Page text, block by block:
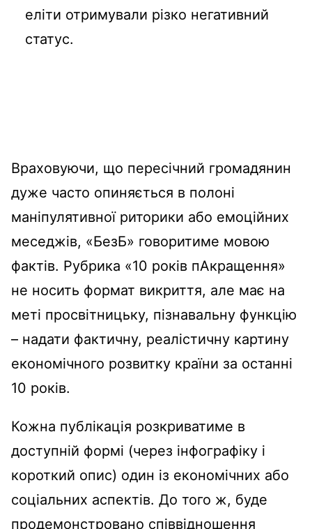
еліти отримували різко негативний
статус.
Враховуючи, що пересічний громадянин
дуже часто опиняється в полоні
маніпулятивної риторики або емоційних
меседжів, «БезБ» говоритиме мовою
фактів. Рубрика «10 років пАкращення»
не носить формат викриття, але має на
меті просвітницьку, пізнавальну функцію
– надати фактичну, реалістичну картину
економічного розвитку країни за останні
10 років.
Кожна публікація розкриватиме в
доступній формі (через інфографіку і
короткий опис) один із економічних або
соціальних аспектів. До того ж, буде
продемонстровано співвідношення